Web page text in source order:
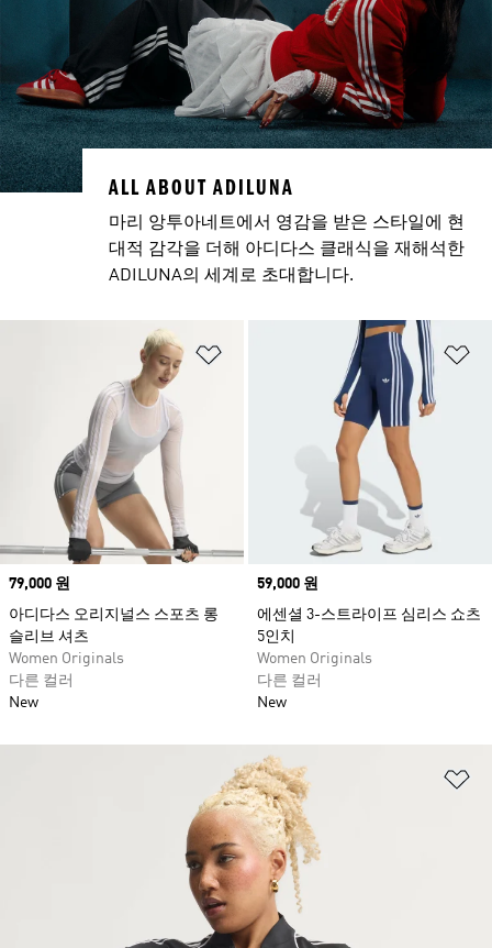
위시리스트 담기
Price
79,000 원
아디다스 오리지널스 스포츠 롱
슬리브 셔츠
Women Originals
다른 컬러
New
Price
59,000 원
에센셜 3-스트라이프 심리스 쇼츠
5인치
Women Originals
다른 컬러
New
ALL ABOUT ADILUNA
마리 앙투아네트에서 영감을 받은 스타일에 현
대적 감각을 더해 아디다스 클래식을 재해석한
ADILUNA의 세계로 초대합니다.